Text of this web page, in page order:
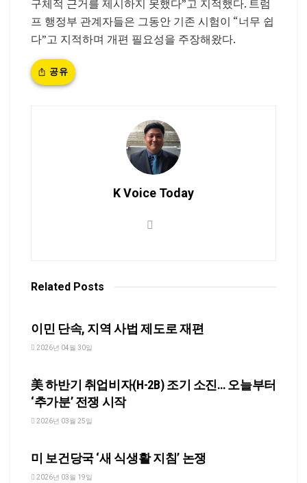
구체적 근거를 제시하지 못했다”고 지적했다. 트럼
프 행정부 관계자들은 그동안 기존 시험이 “너무 쉽
다”고 지적하며 개편 필요성을 주장해왔다.
공유
K Voice Today
Related Posts
이민 단속, 지역 사법 제도로 재편
2026년 04월 30일
美 하반기 취업비자(H-2B) 조기 소진… 오늘부터
‘추가분’ 전쟁 시작
2026년 03월 25일
미 보건당국 ‘새 식생활 지침’ 논쟁
2026년 03월 19일